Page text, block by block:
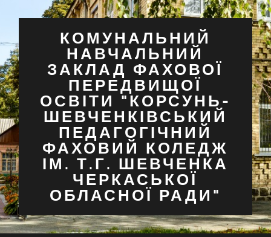
КОМУНАЛЬНИЙ
НАВЧАЛЬНИЙ
ЗАКЛАД ФАХОВОЇ
ПЕРЕДВИЩОЇ
ОСВІТИ "КОРСУНЬ-
ШЕВЧЕНКІВСЬКИЙ
ПЕДАГОГІЧНИЙ
ФАХОВИЙ КОЛЕДЖ
ІМ. Т.Г. ШЕВЧЕНКА
ЧЕРКАСЬКОЇ
ОБЛАСНОЇ РАДИ"